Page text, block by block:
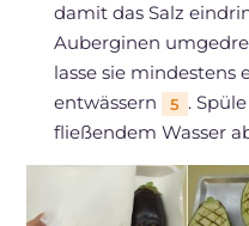
damit das Salz
Auberginen
lasse sie mindestens
entwässern
5 .
fließendem Wasser